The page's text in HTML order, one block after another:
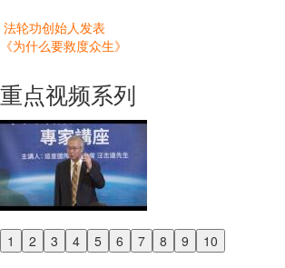
法轮功创始人发表
《为什么要救度众生》
重点视频系列
1 2 3 4 5 6 7 8 9 10
Previous